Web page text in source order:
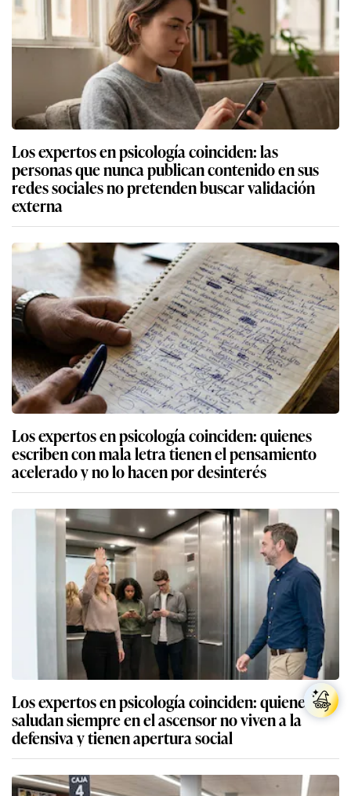
Los expertos en psicología coinciden: las
personas que nunca publican contenido en sus
redes sociales no pretenden buscar validación
externa
Los expertos en psicología coinciden: quienes
escriben con mala letra tienen el pensamiento
acelerado y no lo hacen por desinterés
Los expertos en psicología coinciden: quienes
saludan siempre en el ascensor no viven a la
defensiva y tienen apertura social